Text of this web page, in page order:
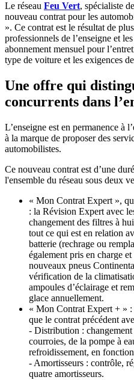
Le réseau Feu Vert, spécialiste
nouveau contrat pour les
». Ce contrat est le résultat de
professionnels de l’enseigne et
abonnement mensuel pour
type de voiture et les exigences
Une offre qui
concurrents dans
L’enseigne est en permanence à
à la marque de proposer des
automobilistes.
Ce nouveau contrat est d’une
l'ensemble du réseau sous deux
« Mon Contrat Expert »,
: la Révision Expert avec
changement des filtres à
tout ce qui est en relation
batterie (rechrage ou
également pris en charge
nouveaux pneus
vérification de la
ampoules d’éclairage et
glace annuellement.
« Mon Contrat Expert + » :
que le contrat précédent
- Distribution :
courroies, de la pompe à
refroidissement, en
- Amortisseurs : contrôle,
quatre amortisseurs.